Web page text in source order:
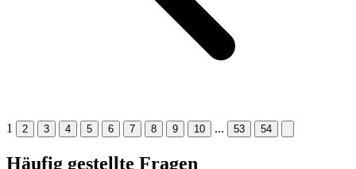
1 2 3 4 5 6 7 8 9 10 ... 53 54
Häufig gestellte Fragen